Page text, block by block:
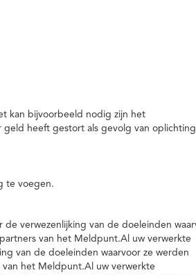
kan bijvoorbeeld nodig zijn het
heeft gestort als gevolg van
te voegen.
verwezenlijking van de doeleinden
van het Meldpunt.Al uw verwerkte
van de doeleinden waarvoor ze werden
het Meldpunt.Al uw verwerkte